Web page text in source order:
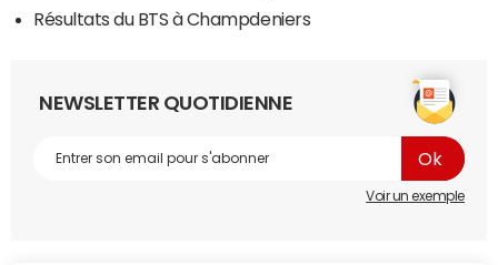
Résultats du BTS à Champdeniers
NEWSLETTER QUOTIDIENNE
Voir un exemple